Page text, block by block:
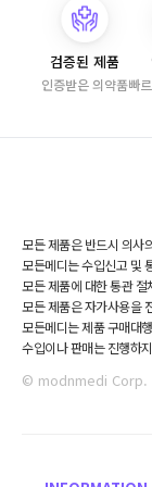
검증된 제품
인증받은 의약품빠
모든 제품은 반드시 의사
모든메디는 수입신고 및
모든 제품에 대한 통관
모든 제품은 자가사용을
모든메디는 제품 구매대
수입이나 판매는 진행하
© modnmedi Corp.